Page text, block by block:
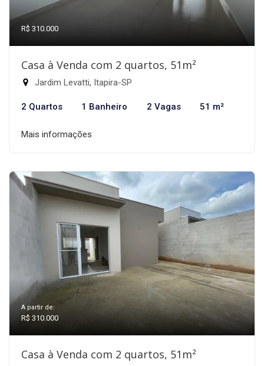
R$ 310.000
Casa à Venda com 2 quartos, 51m²
Jardim Levatti, Itapira-SP
2 Quartos 1 Banheiro 2 Vagas 51 m²
Mais informações
A partir de:
R$ 310.000
Casa à Venda com 2 quartos, 51m²